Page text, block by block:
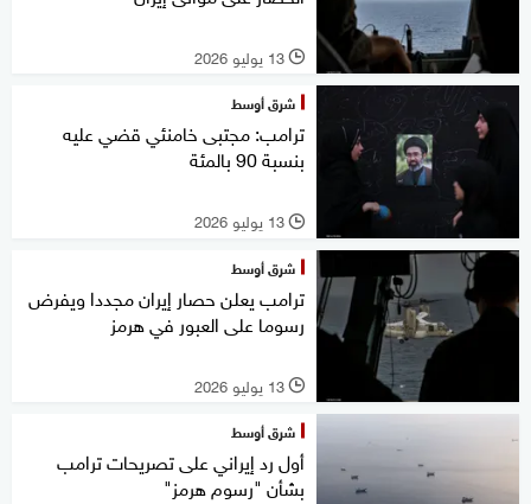
l 13 يوليو 2026
شرق أوسط
ترامب: مجتبى خامنئي قضي عليه
بنسبة 90 بالمئة
l 13 يوليو 2026
شرق أوسط
ترامب يعلن حصار إيران مجددا ويفرض
رسوما على العبور في هرمز
l 13 يوليو 2026
شرق أوسط
أول رد إيراني على تصريحات ترامب
بشأن "رسوم هرمز"